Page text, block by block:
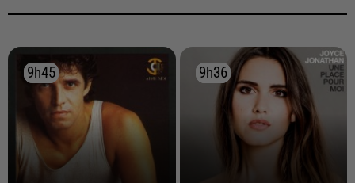
9h45
9h45 9h36
9h36